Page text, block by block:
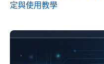
定與使用教學